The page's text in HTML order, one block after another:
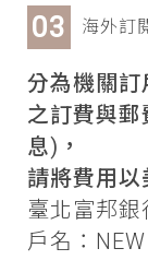
海外訂
分為機關訂
之訂費與
息)，
請將費用以
臺北富邦銀
戶名：